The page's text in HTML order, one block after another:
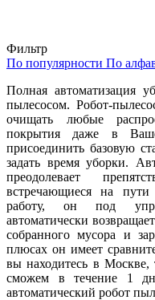
Фильтр
По популярности По
Полная автоматизация
пылесосом. Робот-
очищать любые
покрытия даже в
присоединить базовую
задать время уборки.
преодолевает
встречающиеся на
работу, он под
автоматически
собранного мусора и
плюсах он имеет
вы находитесь в
сможем в течение 1
автоматический робот